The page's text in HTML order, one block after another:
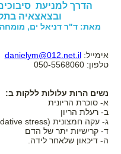
הדרך למניעת
ובצאצאיה
מאת: ד"ר דניאל ים, מומחה
אימייל:danielym@012.net.il
טלפון: 050-5568060
נשים הרות עלולות ללקות ב:
א- סוכרת הריונית
ב- רעלת הריון
ג- עקה חמצונית (stress
ד- קרישיות יתר של הדם
ה- דיכאון שלאחר לידה.